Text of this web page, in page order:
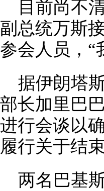
目前尚不
副总统万斯
参会人员，“
据伊朗塔
部长加里巴
进行会谈以
履行关于结
两名巴基